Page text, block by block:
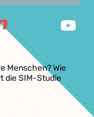
Menschen? Wie
die SIM-Studie